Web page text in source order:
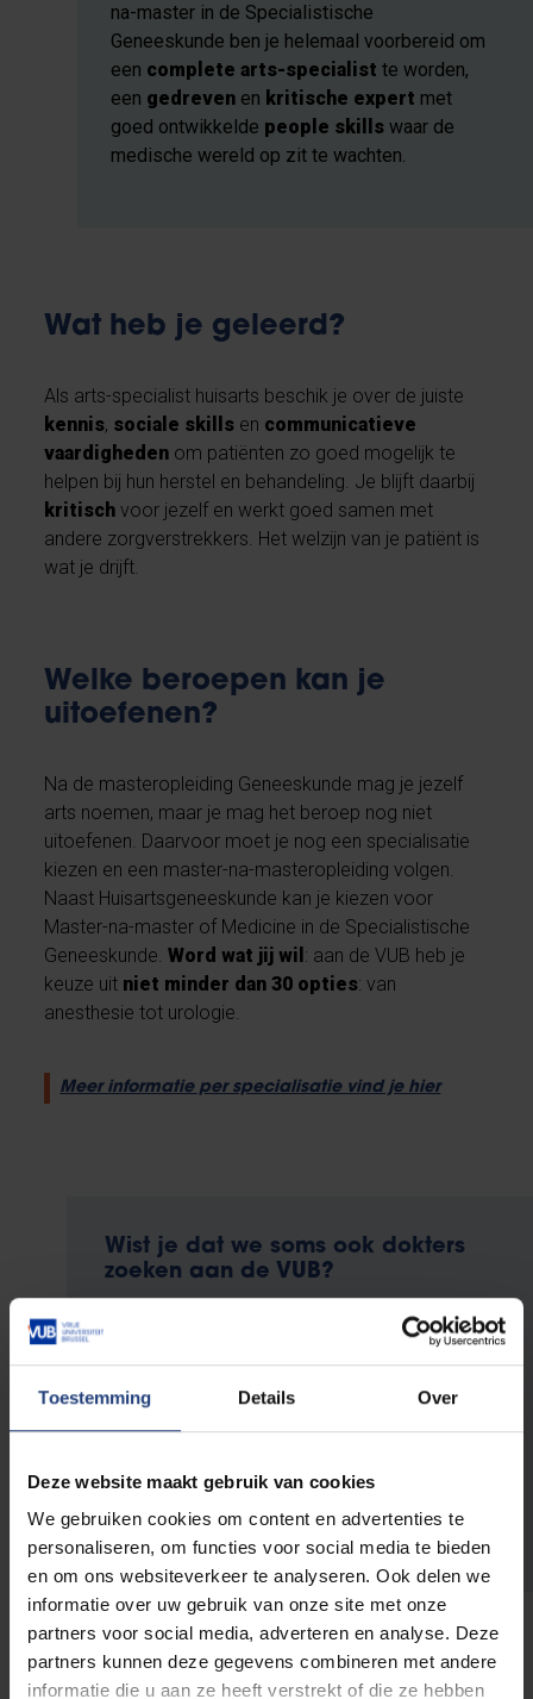
Toestemming Details Over
Deze website maakt gebruik van cookies
We gebruiken cookies om content en advertenties te
personaliseren, om functies voor social media te bieden
en om ons websiteverkeer te analyseren. Ook delen we
informatie over uw gebruik van onze site met onze
partners voor social media, adverteren en analyse. Deze
partners kunnen deze gegevens combineren met andere
informatie die u aan ze heeft verstrekt of die ze hebben
na-master in de Specialistische
Geneeskunde ben je helemaal voorbereid om
een complete arts-specialist te worden,
een gedreven en kritische expert met
goed ontwikkelde people skills waar de
medische wereld op zit te wachten.
Wat heb je geleerd?
Als arts-specialist huisarts beschik je over de juiste
kennis, sociale skills en communicatieve
vaardigheden om patiënten zo goed mogelijk te
helpen bij hun herstel en behandeling. Je blijft daarbij
kritisch voor jezelf en werkt goed samen met
andere zorgverstrekkers. Het welzijn van je patiënt is
wat je drijft.
Welke beroepen kan je
uitoefenen?
Na de masteropleiding Geneeskunde mag je jezelf
arts noemen, maar je mag het beroep nog niet
uitoefenen. Daarvoor moet je nog een specialisatie
kiezen en een master-na-masteropleiding volgen.
Naast Huisartsgeneeskunde kan je kiezen voor
Master-na-master of Medicine in de Specialistische
Geneeskunde.Word wat jij wil : aan de VUB heb je
keuze uit niet minder dan 30 opties: van
anesthesie tot urologie.
Meer informatie per specialisatie vind je hier
Wist je dat we soms ook dokters
zoeken aan de VUB?
carrière uitbouwen als dokter of specialist: het
kan ook bij jouw alma mater. Wij zijn een grote
organisatie en zoeken daarom naar heel
Ontdek welke vacatures momenteel
openstaan